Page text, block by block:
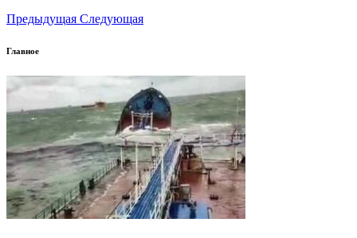
Предыдущая Следующая
Главное